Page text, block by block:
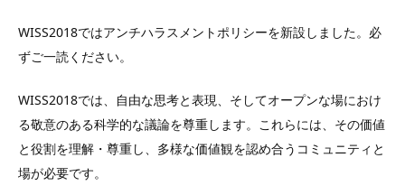
WISS2018ではアンチハラスメントポリシーを新設しました。必
ずご一読ください。
WISS2018では、自由な思考と表現、そしてオープンな場におけ
る敬意のある科学的な議論を尊重します。これらには、その価値
と役割を理解・尊重し、多様な価値観を認め合うコミュニティと
場が必要です。